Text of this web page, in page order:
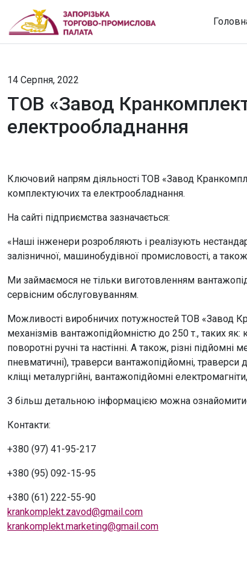
14 Серпня, 2022
ТОВ «Завод
електрообладнання
Ключовий напрям діяльності ТОВ «Завод
комплектуючих та електрообладнання.
На сайті підприємства зазначається:
«Наші інженери розробляють і реалізують
залізничної, машинобудівної промисловості, а
Ми займаємося не тільки виготовленням
сервісним обслуговуванням.
Можливості виробничих потужностей ТОВ «Завод
механізмів вантажопідйомністю до 250 т., таких
поворотні ручні та настінні. А також, різні підйомні
пневматичні), траверси вантажопідйомні, траверси
кліщі металургійні, вантажопідйомні
З більш детальною інформацією можна
Контакти:
+380 (97) 41-95-217
+380 (95) 092-15-95
+380 (61) 222-55-90
krankomplekt.zavod@gmail.com
krankomplekt.marketing@gmail.com